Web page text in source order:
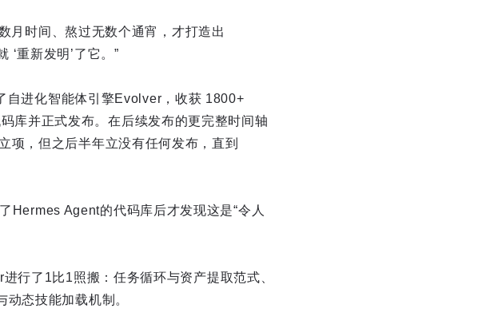
月时间、熬过无数个通宵，才打造出
重新发明’了它。”
自进化智能体引擎Evolver，收获 1800+
库并正式发布。在后续发布的更完整时间轴
，但之后半年立没有任何发布，直到
Hermes Agent的代码库后才发现这是“令人
行了1比1照搬：任务循环与资产提取范式、
态技能加载机制。